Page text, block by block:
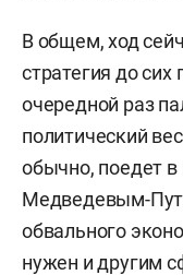
В общем, ход
стратегия до сих
очередной раз
политический
обычно, поедет в
Медведевым-
обвального
нужен и другим